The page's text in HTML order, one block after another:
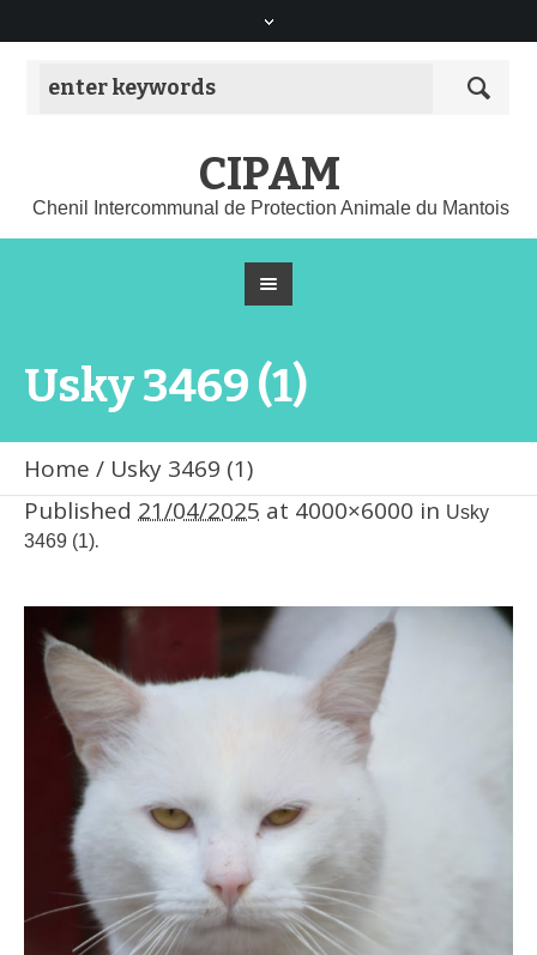
CIPAM
Chenil Intercommunal de Protection Animale du Mantois
Usky 3469 (1)
Home / Usky 3469 (1)
Published 21/04/2025 at 4000×6000 in Usky
3469 (1).